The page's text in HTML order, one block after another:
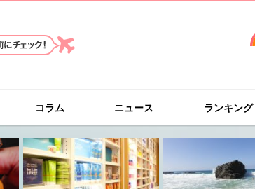
コラム ニュース ランキング